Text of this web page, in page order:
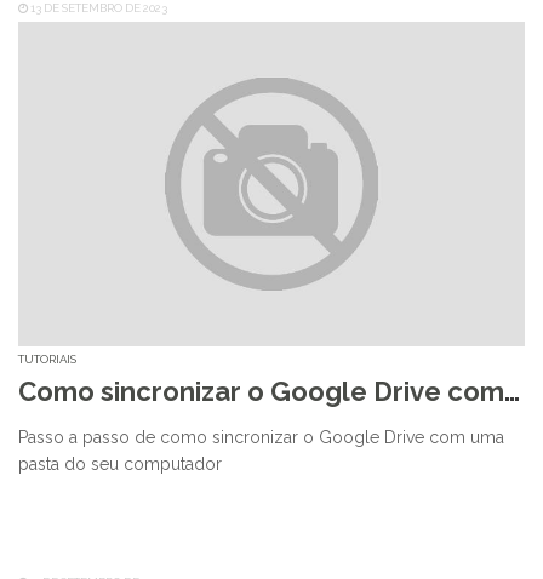
13 DE SETEMBRO DE 2023
TUTORIAIS
Como sincronizar o Google Drive com uma pasta do seu computador
Passo a passo de como sincronizar o Google Drive com uma
pasta do seu computador